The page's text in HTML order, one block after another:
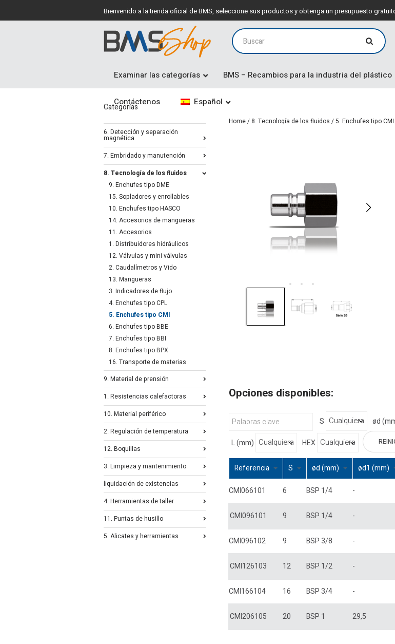
Bienvenido a la tienda oficial de BMS, seleccione sus productos y obtenga un presupuesto
Examinar las categorías BMS – Recambios para la industria del plástico
Contáctenos Español
Home/8. Tecnología de los fluidos /5. Enchufes tipo CMI
Opciones disponibles:
S ød
L (mm)
HEX
Referencia S ød (mm) ød1 (mm)
CMI066101 6 BSP 1/4 -
CMI096101 9 BSP 1/4 -
CMI096102 9 BSP 3/8 -
CMI126103 12 BSP 1/2 -
CMI166104 16 BSP 3/4 -
CMI206105 20 BSP 1 29,5
Categorías
6. Detección y separación
magnética
7. Embridado y manutención
8. Tecnología de los fluidos
9. Enchufes tipo DME
15. Sopladores y enrollables
10. Enchufes tipo HASCO
14. Accesorios de mangueras
11. Accesorios
1. Distribuidores hidráulicos
12. Válvulas y mini-válvulas
2. Caudalímetros y Vido
13. Mangueras
3. Indicadores de flujo
4. Enchufes tipo CPL
5. Enchufes tipo CMI
6. Enchufes tipo BBE
7. Enchufes tipo BBI
8. Enchufes tipo BPX
16. Transporte de materias
9. Material de prensión
1. Resistencias calefactoras
10. Material periférico
2. Regulación de temperatura
12. Boquillas
3. Limpieza y mantenimiento
liquidación de existencias
4. Herramientas de taller
11. Puntas de husillo
5. Alicates y herramientas